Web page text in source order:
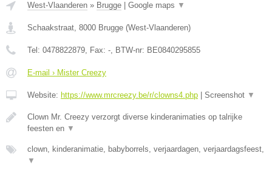
West-Vlaanderen » Brugge Google maps ▼
Schaakstraat, 8000 Brugge (West-Vlaanderen)
Tel: 0478822879, Fax: -, BTW-nr: BE0840295855
E-mail › Mister Creezy
Website: https://www.mrcreezy.be/r/clowns4.php Screenshot ▼
Clown Mr. Creezy verzorgt diverse kinderanimaties op talrijke
feesten en ▼
clown, kinderanimatie, babyborrels, verjaardagen, verjaardagsfeest,
▼